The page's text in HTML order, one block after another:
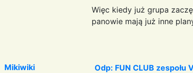
Więc kiedy już grupa
panowie mają już inne
Mikiwiki
Odp: FUN CLUB zespołu